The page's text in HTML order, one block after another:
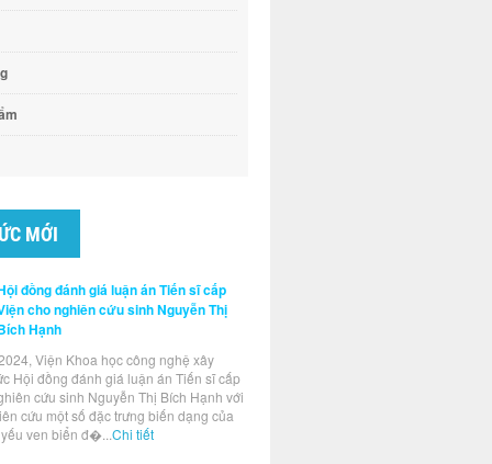
MỚI
đồng đánh giá luận án Tiến sĩ cấp
cho nghiên cứu sinh Nguyễn Thị
Hạnh
Viện Khoa học công nghệ xây
Hội đồng đánh giá luận án Tiến sĩ cấp
cứu sinh Nguyễn Thị Bích Hạnh với
cứu một số đặc trưng biến dạng của
ven biển đ�...Chi tiết